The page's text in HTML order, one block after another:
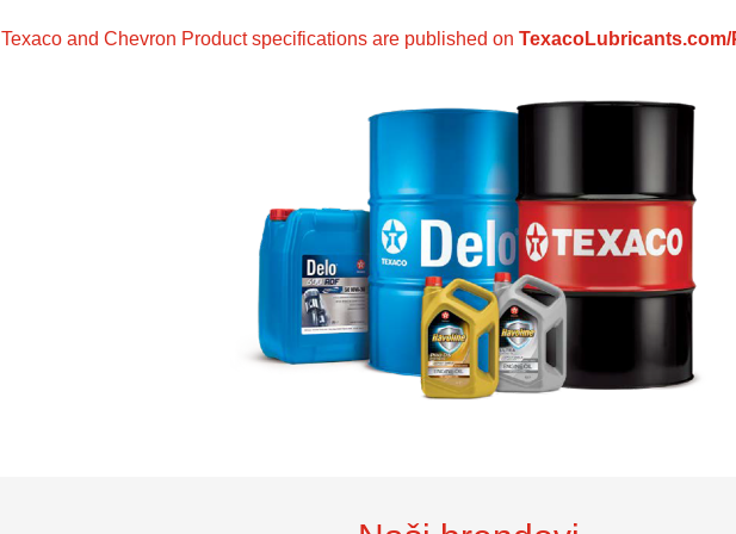
Texaco and Chevron Product specifications are published onTexacoLubricants.com/